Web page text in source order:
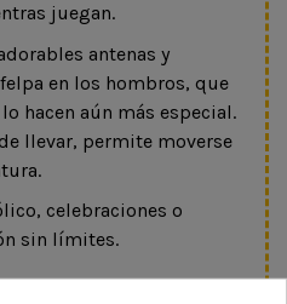
juegan.
antenas y
en los hombros, que
hacen aún más especial.
llevar, permite moverse
celebraciones o
sin límites.